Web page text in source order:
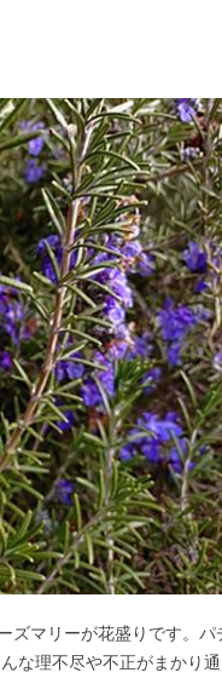
ズマリーが花盛りです。パ
な理不尽や不正がまかり通